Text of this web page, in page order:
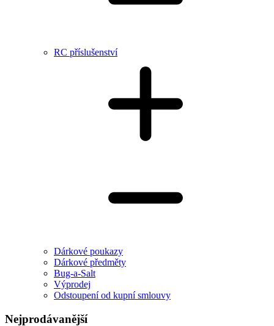
RC příslušenství
Dárkové poukazy
Dárkové předměty
Bug-a-Salt
Výprodej
Odstoupení od kupní smlouvy
Nejprodávanější